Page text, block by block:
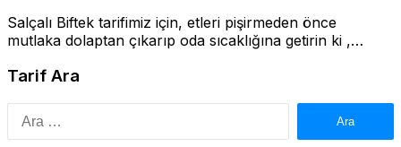
Salçalı Biftek tarifimiz için, etleri pişirmeden önce
mutlaka dolaptan çıkarıp oda sıcaklığına getirin ki ,…
Tarif Ara